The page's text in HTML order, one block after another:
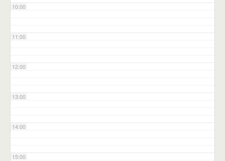
10:00
11:00
12:00
13:00
14:00
15:00